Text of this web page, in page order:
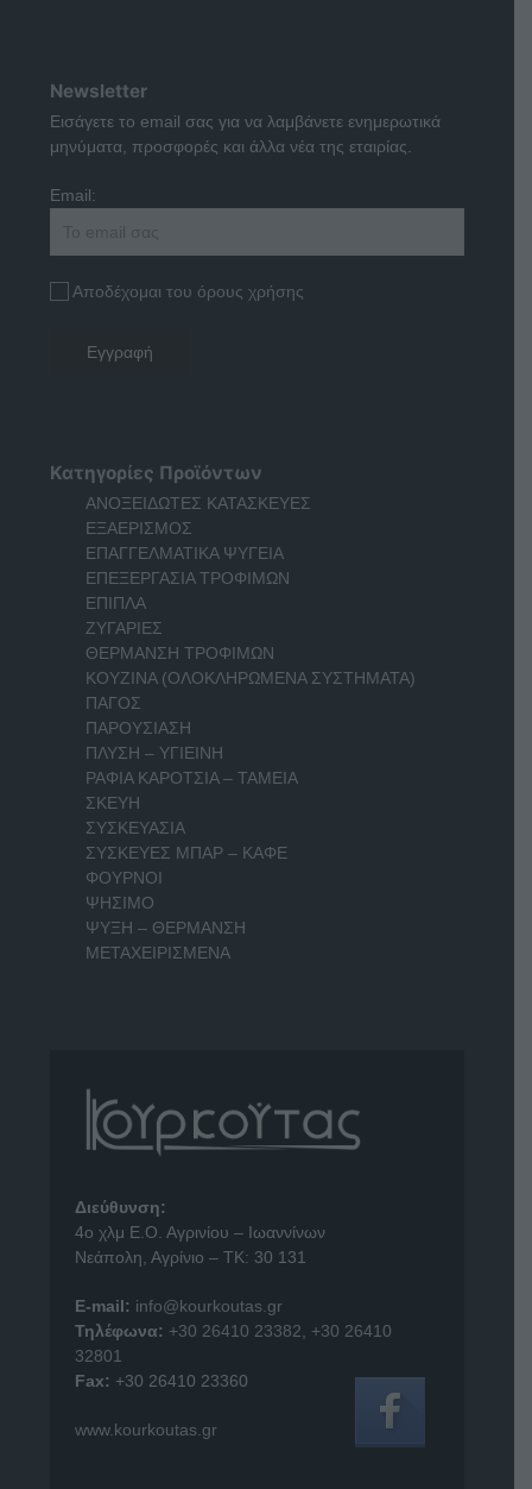
Newsletter
Εισάγετε το email σας για να λαμβάνετε ενημερωτικά
μηνύματα, προσφορές και άλλα νέα της εταιρίας.
Email:
Αποδέχομαι του όρους χρήσης
Κατηγορίες Προϊόντων
ΑΝΟΞΕΙΔΩΤΕΣ ΚΑΤΑΣΚΕΥΕΣ
ΕΞΑΕΡΙΣΜΟΣ
ΕΠΑΓΓΕΛΜΑΤΙΚΑ ΨΥΓΕΙΑ
ΕΠΕΞΕΡΓΑΣΙΑ ΤΡΟΦΙΜΩΝ
ΕΠΙΠΛΑ
ΖΥΓΑΡΙΕΣ
ΘΕΡΜΑΝΣΗ ΤΡΟΦΙΜΩΝ
ΚΟΥΖΙΝΑ (ΟΛΟΚΛΗΡΩΜΕΝΑ ΣΥΣΤΗΜΑΤΑ)
ΠΑΓΟΣ
ΠΑΡΟΥΣΙΑΣΗ
ΠΛΥΣΗ – ΥΓΙΕΙΝΗ
ΡΑΦΙΑ ΚΑΡΟΤΣΙΑ – ΤΑΜΕΙΑ
ΣΚΕΥΗ
ΣΥΣΚΕΥΑΣΙΑ
ΣΥΣΚΕΥΕΣ ΜΠΑΡ – ΚΑΦΕ
ΦΟΥΡΝΟΙ
ΨΗΣΙΜΟ
ΨΥΞΗ – ΘΕΡΜΑΝΣΗ
ΜΕΤΑΧΕΙΡΙΣΜΕΝΑ
Διεύθυνση:
4o χλμ Ε.Ο. Αγρινίου – Ιωαννίνων
Νεάπολη, Αγρίνιο – ΤΚ: 30 131
E-mail: info@kourkoutas.gr
Τηλέφωνα: +30 26410 23382
+30 26410
32801
Fax: +30 26410 23360
www.kourkoutas.gr